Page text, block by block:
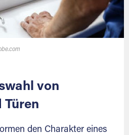
von
Türen
den Charakter eines